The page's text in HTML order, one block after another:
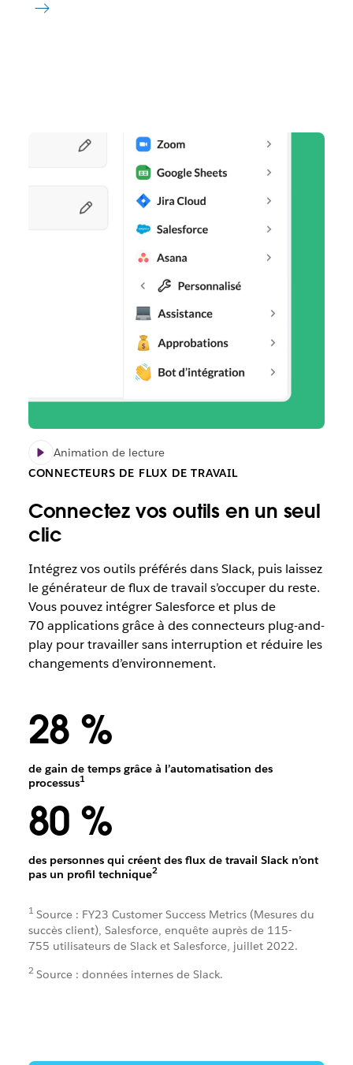
Animation de lecture
CONNECTEURS DE FLUX DE TRAVAIL
Connectez vos outils en un seul
clic
Intégrez vos outils préférés dans Slack, puis laissez
le générateur de flux de travail s’occuper du reste.
Vous pouvez intégrer Salesforce et plus de
70 applications grâce à des connecteurs plug-and-
play pour travailler sans interruption et réduire les
changements d’environnement.
28 %
de gain de temps grâce à l’automatisation des
processus1
80 %
des personnes qui créent des flux de travail Slack n’ont
pas un profil technique2
1 Source : FY23 Customer Success Metrics (Mesures du
succès client), Salesforce, enquête auprès de 115-
755 utilisateurs de Slack et Salesforce, juillet 2022.
2 Source : données internes de Slack.